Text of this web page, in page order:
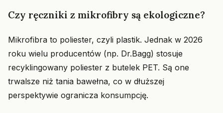
Czy ręczniki z mikrofibry są ekologiczne?
Mikrofibra to poliester, czyli plastik. Jednak w 2026
roku wielu producentów (np. Dr.Bagg) stosuje
recyklingowany poliester z butelek PET. Są one
trwalsze niż tania bawełna, co w dłuższej
perspektywie ogranicza konsumpcję.